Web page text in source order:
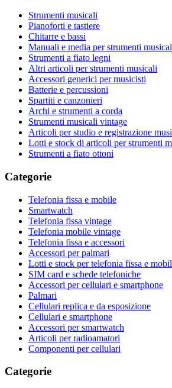
Strumenti musicali
Pianoforti e tastiere
Chitarre e bassi
Manuali e media per strumenti
Strumenti a fiato legni
Altri articoli per strumenti musicali
Accessori generici per musicisti
Batterie e percussioni
Spartiti e canzonieri
Archi e strumenti a corda
Strumenti musicali vintage
Articoli per studio e registrazione
Lotti e stock di articoli per strumenti
Strumenti a fiato ottoni
Categorie
Telefonia fissa e mobile
Smartwatch
Telefonia fissa vintage
Telefonia mobile vintage
Telefonia fissa e accessori
Accessori per palmari
Lotti e stock per telefonia fissa e
SIM card e schede telefoniche
Accessori per cellulari e smartphone
Palmari
Cellulari replica e da esposizione
Cellulari e smartphone
Accessori per smartwatch
Articoli per radioamatori
Componenti per cellulari
Categorie